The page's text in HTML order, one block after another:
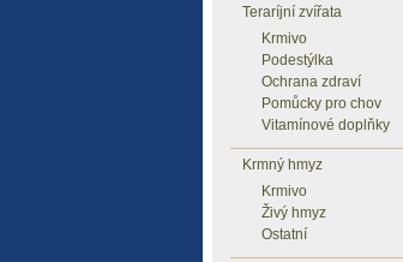
Teraríjní zvířata
Krmivo
Podestýlka
Ochrana zdraví
Pomůcky pro chov
Vitamínové doplňky
Krmný hmyz
Krmivo
Živý hmyz
Ostatní